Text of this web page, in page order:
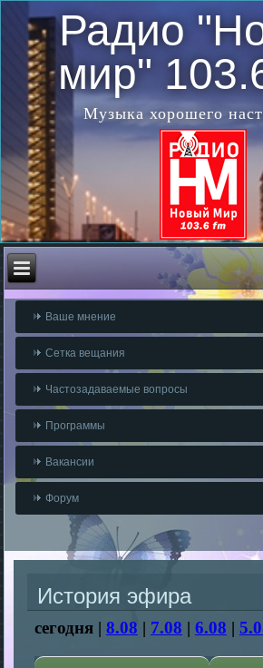
Радио
мир"
Музыка хорошего
Ваше мнение
Сетка вещания
Частозадаваемые вопросы
Программы
Вакансии
Форум
История эфира